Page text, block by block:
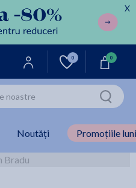
X
0 0
Noutăți Promoțiile
Bradu